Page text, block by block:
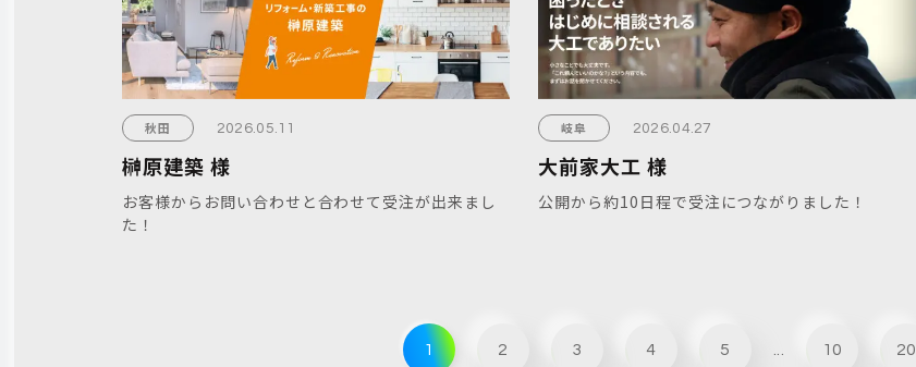
秋田 2026.05.11
榊原建築 様
お客様からお問い合わせと合わせて受注が出来まし
た！
岐阜 2026.04.27
大前家大工 様
公開から約10日程で受注につながりました！
1 2 3 4 5 ... 10 20